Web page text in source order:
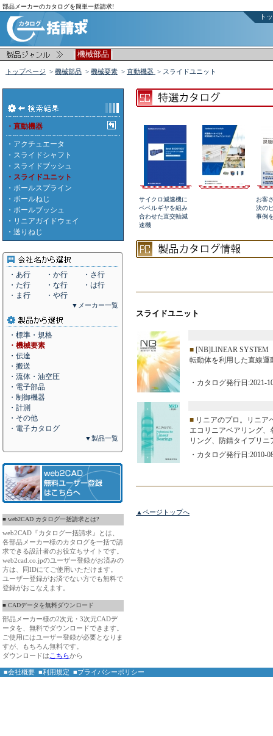
部品メーカーのカタログを簡単一括請求!
ト
| 機械部品 |
トップページ > 機械部品 > 機械要素 > 直動機器 > スライドユニット
・直動機器
・ アクチュエータ
・ スライドシャフト
・ スライドブッシュ
・スライドユニット
・ ボールスプライン
・ ボールねじ
・ ボールブッシュ
・ リニアガイドウェイ
・ 送りねじ
・あ行 ・か行
・さ行
・た行
・な行
・は行
・ま行
・や行
▼メーカー一覧
・標準・規格
・機械要素
・伝達
・搬送
・流体・油空圧
・電子部品
・制御機器
・計測
・その他
・電子カタログ
▼製品一覧
■ web2CAD カタログ一括請求とは?
web2CAD『カタログ一括請求』とは、
各部品メーカー様のカタログを一括で請
求できる設計者のお役立ちサイトです。
web2cad.co.jpのユーザー登録がお済みの
方は、同IDにてご使用いただけます。
ユーザー登録がお済でない方でも無料で
登録がおこなえます。
■ CADデータを無料ダウンロード
部品メーカー様の2次元・3次元CADデ
ータを、無料でダウンロードできます。
ご使用にはユーザー登録が必要となりま
すが、もちろん無料です。
ダウンロードは こちらから
サイクロ減速機に
ベベルギヤを組み
合わせた直交軸減
速機
お客
決の
事例
スライドユニット
■ [NB]LINEAR SYSTEM
転動体を利用した直線
・カタログ発行日:2021-
■ リニアのプロ。リニア
エコリニアベアリング
リング、防錆タイプリ
・カタログ発行日:2010-
▲ページトップへ
■会社概要 ■利用規定 ■プライバシーポリシー